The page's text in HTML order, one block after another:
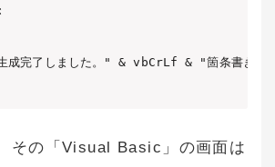
成完了しました。" & vbCrLf & "箇条書き
その「Visual Basic」の画面は